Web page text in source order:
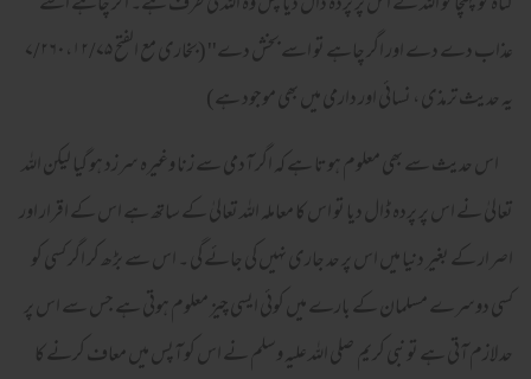
عذاب دے دے اور اگر چاہے تو اسے بخش دے'' (بخاری مع الفتح ۷/۲۶۰،۱۲/۷۵
یہ حدیث ترمذی ، نسائی اور دارمی میں بھی موجود ہے)
اس حدیث سے بھی معلوم ہوتا ہے کہ اگر آدمی سے زنا وغیرہ سرزد ہو گیا لیکن اللہ
تعالیٰ نے اس پر پردہ ڈال دیا تو اس کا معاملہ اللہ تعالیٰ کے ساتھ ہے اس کے اقرار اور
اصرار کے بغیر دنیا میں اس پر حد جاری نہیں کی جائے گی ۔ اس سے بڑھ کر اگر کسی کو
کسی دوسرے مسلمان کے بارے میں کوئی ایسی چیز معلوم ہوتی ہے جس سے اس پر
حد لازم آتی ہے تو نبی کریم صلی اللہ علیہ وسلم نے اس کو آپس میں معاف کرنے کا